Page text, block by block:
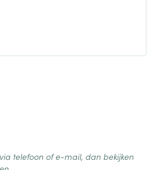
telefoon of e-mail, dan bekijken